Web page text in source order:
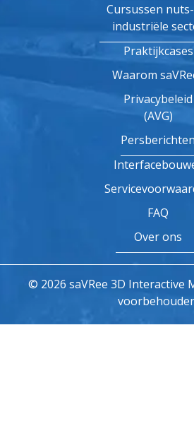
Cursussen
industriële
Praktijkcases
Waarom
Privacybeleid
(AVG)
Persberichten
FAQ
Over ons
© 2026 saVRee 3D Interactive